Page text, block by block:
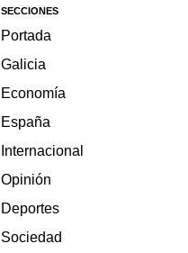
SECCIONES
Portada
Galicia
Economía
España
Internacional
Opinión
Deportes
Sociedad